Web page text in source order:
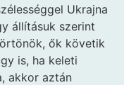
Ukrajna
állításuk szerint
ők követik
is, ha keleti
akkor aztán